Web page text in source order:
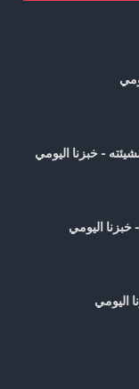
- خبزنا اليومي
اليومي
اليومي